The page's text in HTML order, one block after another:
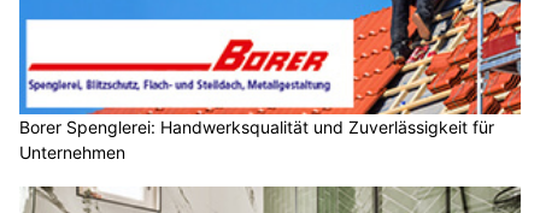
Borer Spenglerei: Handwerksqualität und Zuverlässigkeit für
Unternehmen